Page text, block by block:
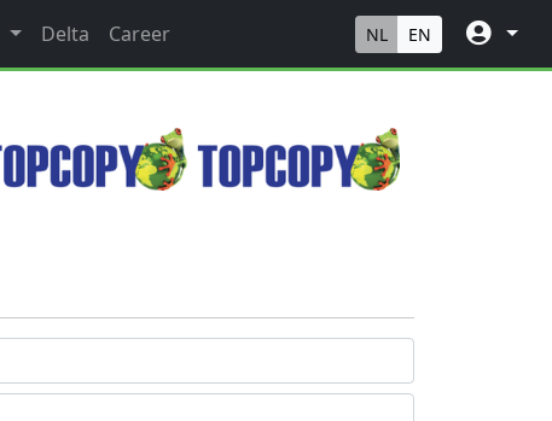
Delta Career NL EN